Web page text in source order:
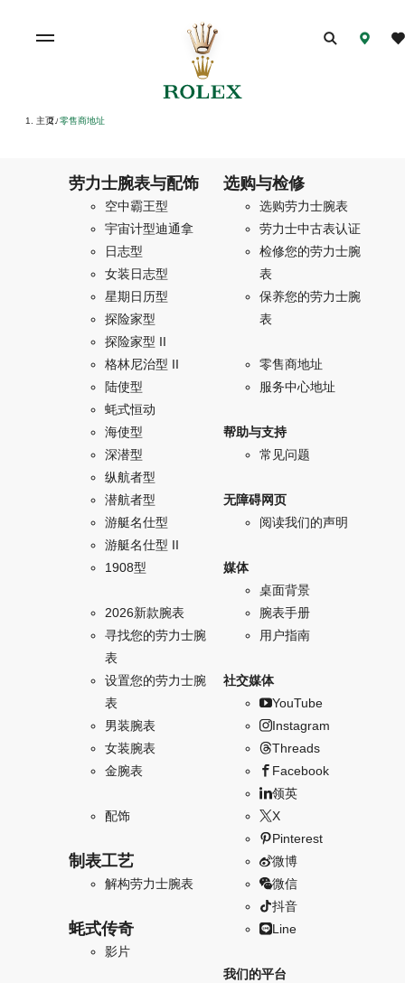
主页/ 零售商地址
劳力士腕表与配饰
空中霸王型
宇宙计型迪通拿
日志型
女装日志型
星期日历型
探险家型
探险家型 II
格林尼治型 II
陆使型
蚝式恒动
海使型
深潜型
纵航者型
潜航者型
游艇名仕型
游艇名仕型 II
1908型
2026新款腕表
寻找您的劳力士腕
表
设置您的劳力士腕
表
男装腕表
女装腕表
金腕表
配饰
制表工艺
解构劳力士腕表
蚝式传奇
影片
选购与检修
选购劳力士腕表
劳力士中古表认证
检修您的劳力士腕
表
保养您的劳力士腕
表
零售商地址
服务中心地址
帮助与支持
常见问题
无障碍网页
阅读我们的声明
媒体
桌面背景
腕表手册
用户指南
社交媒体
YouTube
Instagram
Threads
Facebook
领英
X
Pinterest
微博
微信
抖音
Line
我们的平台